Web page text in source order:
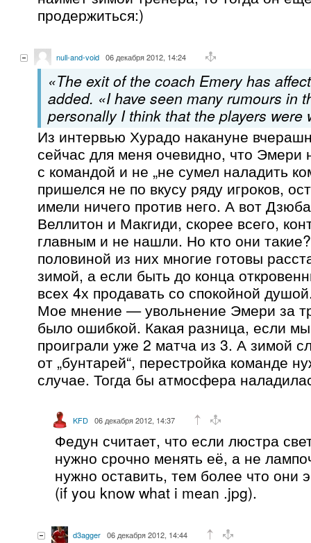
продержиться:)
null-and-void 06 декабря 2012, 14:24
«The exit of the coach Emery has
added. «I have seen many rumours in
personally I think that the players were
Из интервью Хурадо накануне
сейчас для меня очевидно, что Эмери
с командой и не „не сумел наладить
пришелся не по вкусу ряду игроков,
имели ничего против него. А вот
Веллитон и Макгиди, скорее всего,
главным и не нашли. Но кто они
половиной из них многие готовы
зимой, а если быть до конца
всех 4х продавать со спокойной
Мое мнение — увольнение Эмери за
было ошибкой. Какая разница, если
проиграли уже 2 матча из 3. А зимой
от „бунтарей“, перестройка команде
случае. Тогда бы атмосфера
KFD 06 декабря 2012, 14:37
Федун считает, что если люстра
нужно срочно менять её, а не
нужно оставить, тем более что они
(if you know what i mean .jpg).
d3agger 06 декабря 2012, 14:44